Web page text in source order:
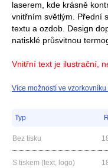
laserem, kde krásně
vnitřním světlým. Přední
textu a ozdob. Design
natisklé průsvitnou
Vnitřní text je ilustrační,
Více možností ve vzorkovníku
Typ
Bez tisku
S tiskem (text, logo)